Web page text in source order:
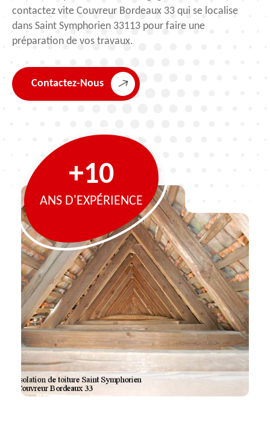
contactez vite Couvreur Bordeaux 33 qui se localise
dans Saint Symphorien 33113 pour faire une
préparation de vos travaux.
Contactez-Nous
+10
ANS D'EXPÉRIENCE